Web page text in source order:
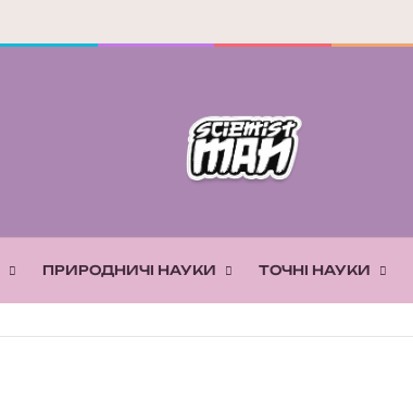
ПРИРОДНИЧІ НАУКИ ТОЧНІ НАУКИ